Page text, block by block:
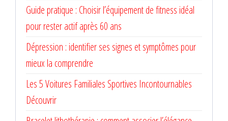
Guide pratique : Choisir l’équipement de fitness idéal
pour rester actif après 60 ans
Dépression : identifier ses signes et symptômes pour
mieux la comprendre
Les 5 Voitures Familiales Sportives Incontournables
Découvrir